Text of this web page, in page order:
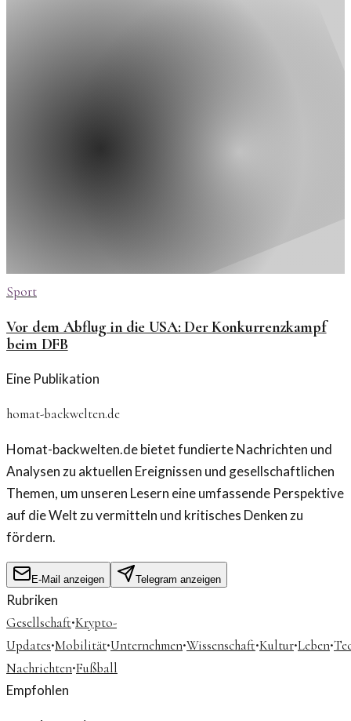
Sport
Vor dem Abflug in die USA: Der Konkurrenzkampf
beim DFB
Eine Publikation
homat-backwelten.de
Homat-backwelten.de bietet fundierte Nachrichten und
Analysen zu aktuellen Ereignissen und gesellschaftlichen
Themen, um unseren Lesern eine umfassende Perspektive
auf die Welt zu vermitteln und kritisches Denken zu
fördern.
E-Mail anzeigen Telegram anzeigen
Rubriken
Gesellschaft·Krypto-
Updates·Mobilität·Unternehmen·Wissenschaft·Kultur·Leben·
Nachrichten·Fußball
Empfohlen